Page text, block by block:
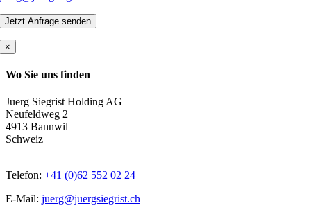
×
Wo Sie uns finden
Juerg Siegrist Holding AG
Neufeldweg 2
4913 Bannwil
Schweiz
Telefon: +41 (0)62 552 02 24
E-Mail: juerg@juergsiegrist.ch